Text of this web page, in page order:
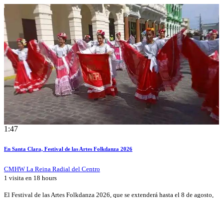
1:47
En Santa Clara, Festival de las Artes Folkdanza 2026
CMHW La Reina Radial del Centro
1 visita en 18 hours
El Festival de las Artes Folkdanza 2026, que se extenderá hasta el 8 de agosto,